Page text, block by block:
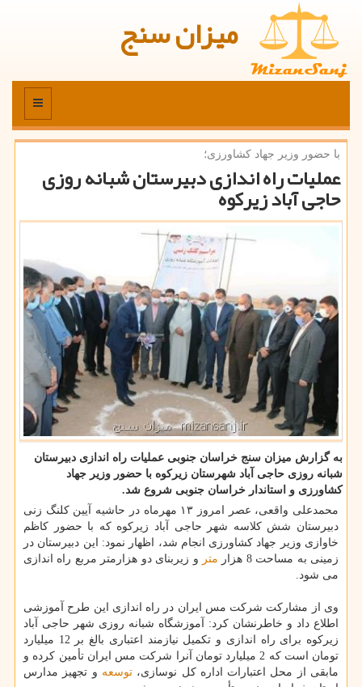
میزان سنج
منو
با حضور وزیر جهاد كشاورزی؛
عملیات راه اندازی دبیرستان شبانه روزی
حاجی آباد زیركوه
به گزارش میزان سنج خراسان جنوبی عملیات راه اندازی دبیرستان
شبانه روزی حاجی آباد شهرستان زیركوه با حضور وزیر جهاد
كشاورزی و استاندار خراسان جنوبی شروع شد.
محمدعلی واقعی، عصر امروز ۱۳ مهرماه در حاشیه آیین کلنگ زنی
دبیرستان شش کلاسه شهر حاجی آباد زیرکوه که با حضور کاظم
خاوازی وزیر جهاد کشاورزی انجام شد، اظهار نمود: این دبیرستان در
زمینی به مساحت 8 هزار
متر و زیربنای دو هزارمتر مربع راه اندازی
می شود.
وی از مشارکت شرکت مس ایران در راه اندازی این طرح آموزشی
اطلاع داد و خاطرنشان کرد: آموزشگاه شبانه روزی شهر حاجی آباد
زیرکوه برای راه اندازی و تکمیل نیازمند اعتباری بالغ بر 12 میلیارد
تومان است که 2 میلیارد تومان آنرا شرکت مس ایران تأمین کرده و
مابقی از محل اعتبارات اداره کل نوسازی،توسعه و تجهیز مدارس